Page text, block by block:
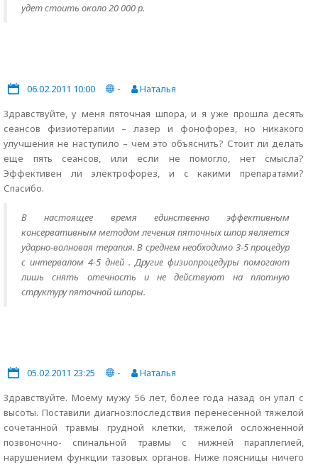
удет стоить около 20 000 р.
06.02.2011 10:00 -
Наталья
Здравствуйте, у меня пяточная шпора, и я уже прошла десять
сеансов физиотерапии – лазер и фонофорез, но никакого
улучшения не наступило – чем это объяснить? Стоит ли делать
еще пять сеансов, или если не помогло, нет смысла?
Эффективен ли электрофорез, и с какими препаратами?
Спасибо.
В настоящее время единственно эффективным
консервативным методом лечения пяточных шпор является
ударно-волновая терапия. В среднем необходимо 3-5 процедур
с интервалом 4-5 дней . Другие физиопроцедуры помогают
лишь снять отечность и не действуют на плотную
структуру пяточной шпоры.
05.02.2011 23:25 -
Наталья
Здравствуйте. Моему мужу 56 лет, более года назад он упал с
высоты. Поставили диагноз:последствия перенесенной тяжелой
сочетанной травмы грудной клетки, тяжелой осложненной
позвоночно- спинальной травмы с нижней параплегией,
нарушением функции тазовых органов. Ниже поясницы ничего